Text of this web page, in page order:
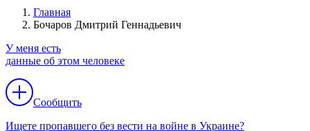
Главная
Бочаров Дмитрий Геннадьевич
У меня есть
данные об этом человеке
Сообщить
Ищете пропавшего без вести на войне в Украине?